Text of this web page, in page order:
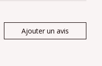
Ajouter un avis